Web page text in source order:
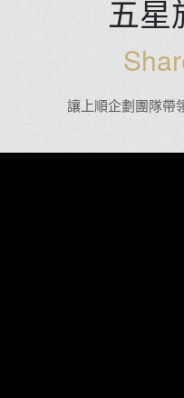
五星
讓上順企劃團隊帶